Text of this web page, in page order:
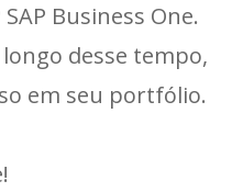
Business One.
desse tempo,
em seu portfólio.